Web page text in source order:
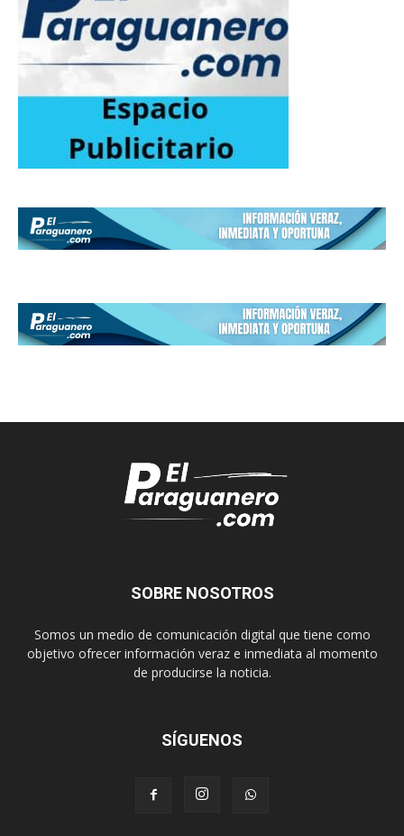
SOBRE NOSOTROS
Somos un medio de comunicación digital que tiene como
objetivo ofrecer información veraz e inmediata al momento
de producirse la noticia.
SÍGUENOS